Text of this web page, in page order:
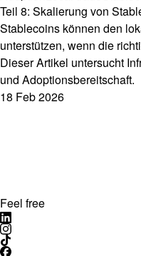
Teil 8: Skalierung von
Stablecoins können den
unterstützen, wenn die
Dieser Artikel untersucht
und Adoptionsbereitschaft.
18 Feb 2026
Feel free